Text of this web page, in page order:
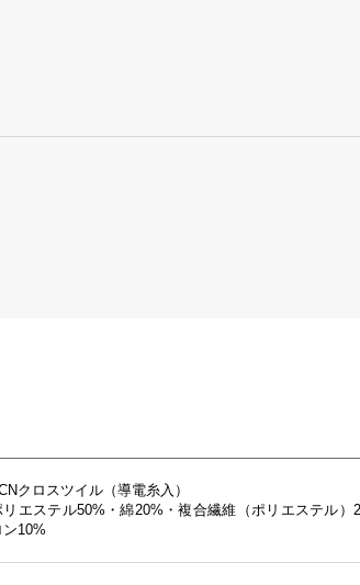
クロスツイル（導電糸入）
リエステル50%・綿20%・複合繊維（ポリエステル）
ン10%